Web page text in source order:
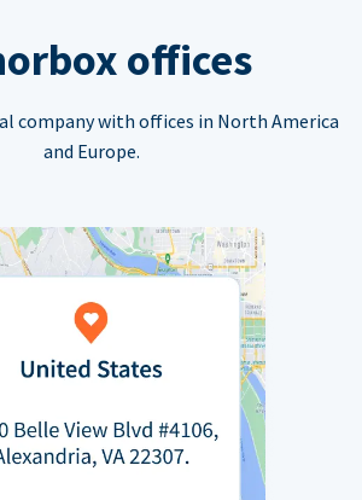
offices
company with offices in North America
and Europe.